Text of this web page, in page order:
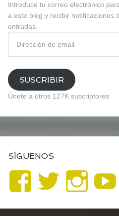
Introduce tu correo electrónico
a este blog y recibir notificaciones
entradas.
email
SUSCRIBIR
Únete a otros 127K suscriptores
SÍGUENOS
Ver
perfil
Ver
perfil
Ver